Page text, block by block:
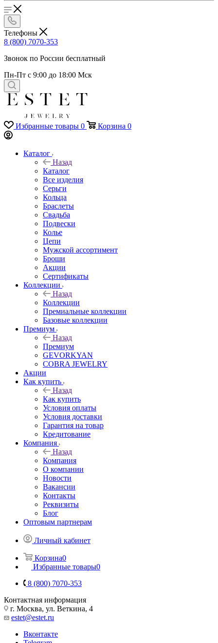
Телефоны
8 (800) 7070-353
Звонок по России бесплатный
Пн-Пт с 9:00 до 18:00 Мск
Избранные товары 0 Корзина 0
Каталог
Назад
Каталог
Все изделия
Серьги
Кольца
Браслеты
Свадьба
Подвески
Колье
Цепи
Мужской ассортимент
Броши
Акции
Сертификаты
Коллекции
Назад
Коллекции
Премиальные коллекции
Базовые коллекции
Премиум
Назад
Премиум
GEVORKYAN
COBRA JEWELRY
Акции
Как купить
Назад
Как купить
Условия оплаты
Условия доставки
Гарантия на товар
Кредитование
Компания
Назад
Компания
О компании
Новости
Вакансии
Контакты
Реквизиты
Блог
Оптовым партнерам
Личный кабинет
Корзина0
Избранные товары0
8 (800) 7070-353
Контактная информация
г. Москва, ул. Веткина, 4
estet@estet.ru
Вконтакте